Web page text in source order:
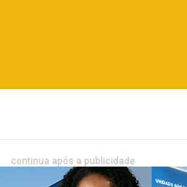
continua após a publicidade